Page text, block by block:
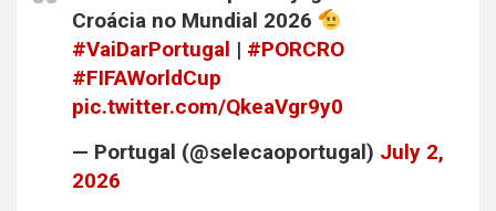
Croácia no Mundial 2026
#VaiDarPortugal | #PORCRO
#FIFAWorldCup
pic.twitter.com/QkeaVgr9y0
— Portugal (@selecaoportugal) July 2,
2026